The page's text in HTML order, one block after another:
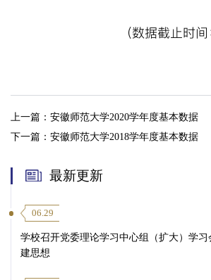
（数据截止时间
上一篇： 安徽师范大学2020学年度基本数据
下一篇： 安徽师范大学2018学年度基本数据
最新更新
06.29
学校召开党委理论学习中心组（扩大）学
建思想